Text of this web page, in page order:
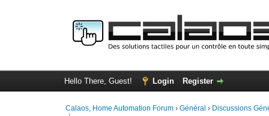
Hello There, Guest! Login Register
Calaos, Home Automation Forum ›Général › Discussions